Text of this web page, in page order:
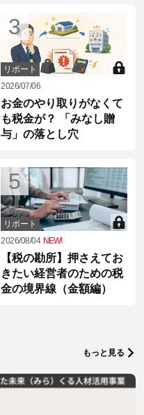
3
リポート
2026/07/06
お金のやり取りがなくて
も税金が？ 「みなし贈
与」の落とし穴
5
リポート
2026/08/04 NEW!
【税の勘所】押さえてお
きたい経営者のための税
金の境界線（金額編）
もっと見る